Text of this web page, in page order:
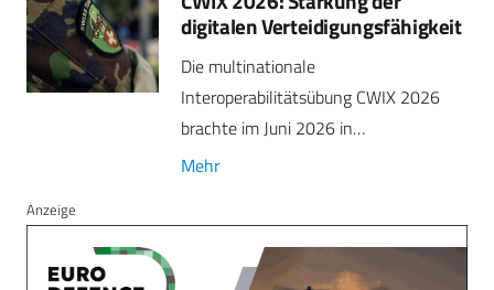
digitalen Verteidigungsfähigkeit
Die multinationale
Interoperabilitätsübung CWIX 2026
brachte im Juni 2026 in…
Mehr
Anzeige